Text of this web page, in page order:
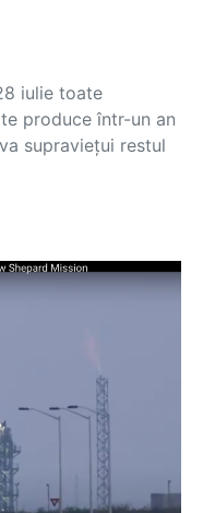
iulie toate
produce într-un an
supravieţui restul